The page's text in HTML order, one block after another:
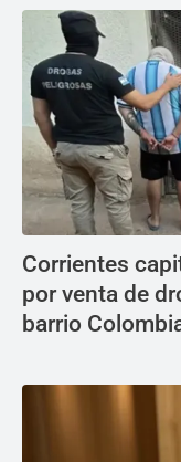
Corrientes
por venta de
barrio